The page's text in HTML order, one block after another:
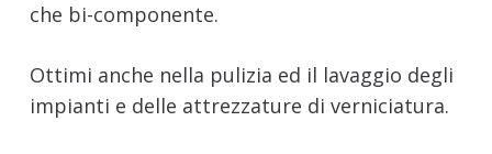
che bi-componente.
Ottimi anche nella pulizia ed il lavaggio degli
impianti e delle attrezzature di verniciatura.